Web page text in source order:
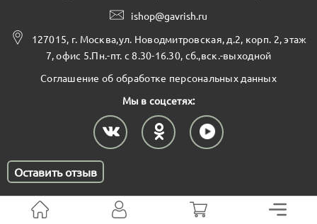
ishop@gavrish.ru
127015, г. Москва,ул. Новодмитровская, д.2, корп. 2, этаж
7, офис 5.Пн.-пт. с 8.30-16.30, сб.,вск.-выходной
Соглашение об обработке персональных данных
Мы в соцсетях:
Оставить отзыв
Все права защищены